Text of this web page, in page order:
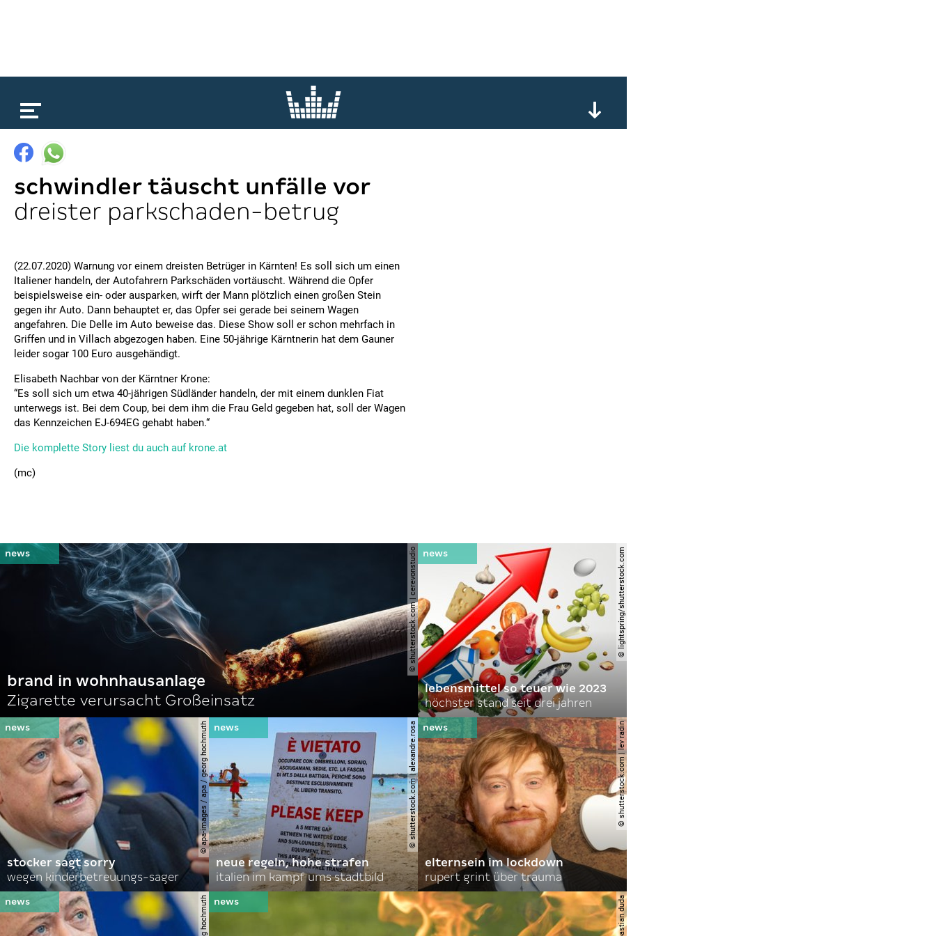
schwindler täuscht unfälle vor
dreister parkschaden-betrug
(22.07.2020) Warnung vor einem dreisten Betrüger in Kärnten! Es soll sich um einen
Italiener handeln, der Autofahrern Parkschäden vortäuscht. Während die Opfer
beispielsweise ein- oder ausparken, wirft der Mann plötzlich einen großen Stein
gegen ihr Auto. Dann behauptet er, das Opfer sei gerade bei seinem Wagen
angefahren. Die Delle im Auto beweise das. Diese Show soll er schon mehrfach in
Griffen und in Villach abgezogen haben. Eine 50-jährige Kärntnerin hat dem Gauner
leider sogar 100 Euro ausgehändigt.
Elisabeth Nachbar von der Kärntner Krone:
“Es soll sich um etwa 40-jährigen Südländer handeln, der mit einem dunklen Fiat
unterwegs ist. Bei dem Coup, bei dem ihm die Frau Geld gegeben hat, soll der Wagen
das Kennzeichen EJ-694EG gehabt haben.“
Die komplette Story liest du auch auf krone.at
(mc)
© shutterstock.com | cerevonstudio
brand in wohnhausanlage
Zigarette verursacht Großeinsatz
© lightspring/shutterstock.com
lebensmittel so teuer wie 2023
höchster stand seit drei jahren
© apa-images / apa / georg hochmuth
stocker sagt sorry
wegen kinderbetreuungs-sager
© shutterstock.com | alexandre.rosa
neue regeln, hohe strafen
italien im kampf ums stadtbild
© shutterstock.com | lev radin
elternsein im lockdown
rupert grint über trauma